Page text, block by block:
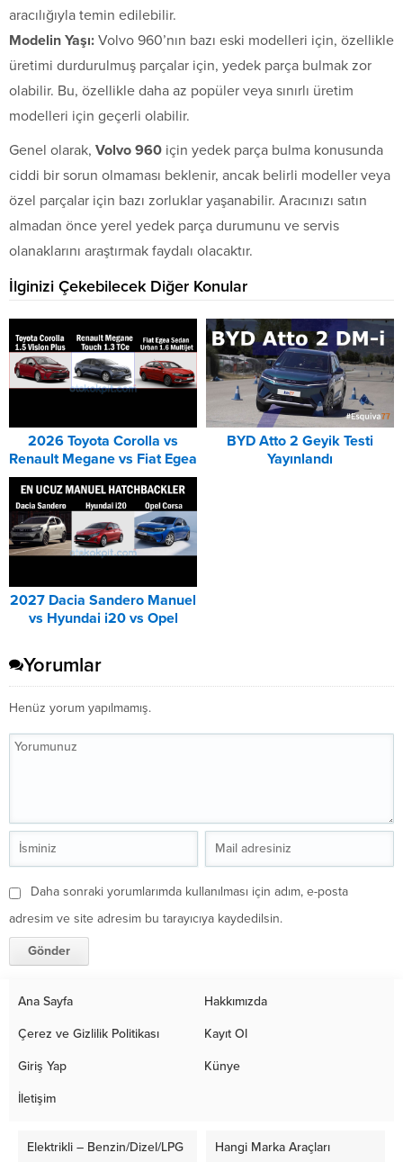
aracılığıyla temin edilebilir.
Modelin Yaşı: Volvo 960’nın bazı eski modelleri için, özellikle
üretimi durdurulmuş parçalar için, yedek parça bulmak zor
olabilir. Bu, özellikle daha az popüler veya sınırlı üretim
modelleri için geçerli olabilir.
Genel olarak, Volvo 960 için yedek parça bulma konusunda
ciddi bir sorun olmaması beklenir, ancak belirli modeller veya
özel parçalar için bazı zorluklar yaşanabilir. Aracınızı satın
almadan önce yerel yedek parça durumunu ve servis
olanaklarını araştırmak faydalı olacaktır.
İlginizi Çekebilecek Diğer Konular
2026 Toyota Corolla vs
Renault Megane vs Fiat Egea
DCT Karşılaştırması
BYD Atto 2 Geyik Testi
Yayınlandı
2027 Dacia Sandero Manuel
vs Hyundai i20 vs Opel
Yorumlar
Henüz yorum yapılmamış.
Daha sonraki yorumlarımda kullanılması için adım, e-posta
adresim ve site adresim bu tarayıcıya kaydedilsin.
Ana Sayfa Hakkımızda
Çerez ve Gizlilik Politikası Kayıt Ol
Giriş Yap Künye
İletişim
Elektrikli – Benzin/Dizel/LPG Hangi Marka Araçları